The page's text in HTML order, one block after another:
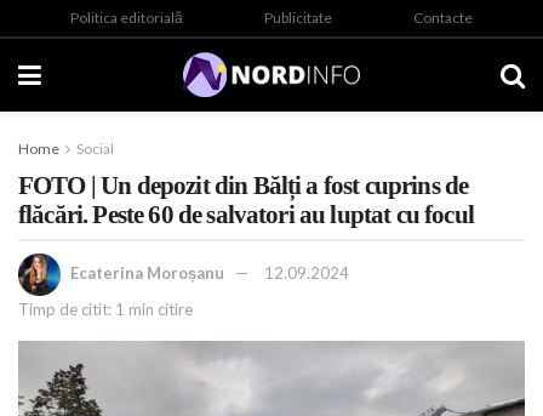
Politica editorială Publicitate Contacte
Home Social
FOTO | Un depozit din Bălți a fost cuprins de
flăcări. Peste 60 de salvatori au luptat cu focul
Ecaterina Moroșanu
12.09.2024
Timp de citit: 1 min citire